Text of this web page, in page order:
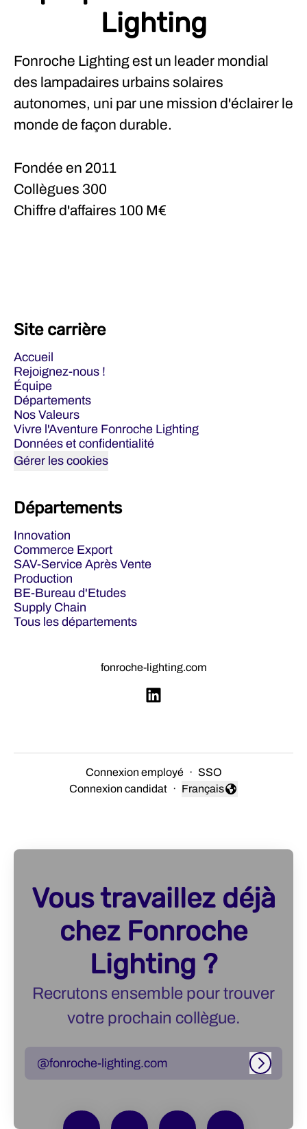
Lighting
Fonroche Lighting est un leader mondial
des lampadaires urbains solaires
autonomes, uni par une mission d'éclairer le
monde de façon durable.
Fondée en 2011
Collègues 300
Chiffre d'affaires 100 M€
Site carrière
Accueil
Rejoignez-nous !
Équipe
Départements
Nos Valeurs
Vivre l'Aventure Fonroche Lighting
Données et confidentialité
Gérer les cookies
Départements
Innovation
Commerce Export
SAV-Service Après Vente
Production
BE-Bureau d'Etudes
Supply Chain
Tous les départements
fonroche-lighting.com
Connexion employé · SSO
Connexion candidat ·
Changer la langue
Français
Vous travaillez déjà
chez Fonroche
Lighting ?
Recrutons ensemble pour trouver
votre prochain collègue.
@fonroche-lighting.com